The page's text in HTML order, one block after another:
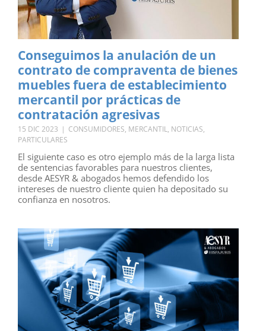
Conseguimos la anulación de un
contrato de compraventa de bienes
muebles fuera de establecimiento
mercantil por prácticas de
contratación agresivas
15 DIC 2023 | CONSUMIDORES, MERCANTIL, NOTICIAS,
PARTICULARES
El siguiente caso es otro ejemplo más de la larga lista
de sentencias favorables para nuestros clientes,
desde AESYR & abogados hemos defendido los
intereses de nuestro cliente quien ha depositado su
confianza en nosotros.